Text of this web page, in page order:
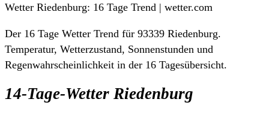
Wetter Riedenburg: 16 Tage Trend | wetter.com
Der 16 Tage Wetter Trend für 93339 Riedenburg.
Temperatur, Wetterzustand, Sonnenstunden und
Regenwahrscheinlichkeit in der 16 Tagesübersicht.
14-Tage-Wetter Riedenburg